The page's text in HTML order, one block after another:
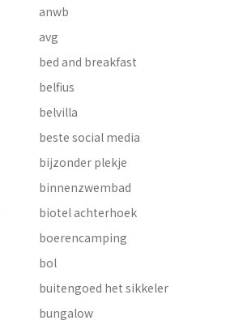
anwb
avg
bed and breakfast
belfius
belvilla
beste social media
bijzonder plekje
binnenzwembad
biotel achterhoek
boerencamping
bol
buitengoed het sikkeler
bungalow